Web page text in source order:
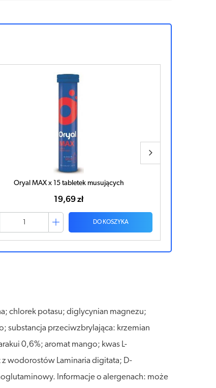
Oryal MAX x 15 tabletek musujących
19,69 zł
DO KOSZYKA
chlorek potasu; diglycynian magnezu;
substancja przeciwzbrylająca: krzemian
0,6%; aromat mango; kwas L-
wodorostów Laminaria digitata; D-
Informacje o alergenach: może